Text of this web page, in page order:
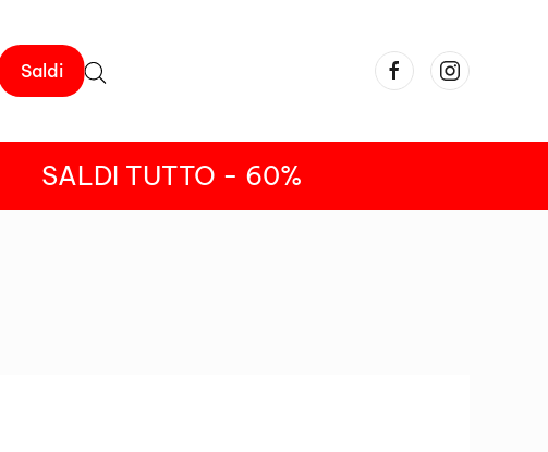
Saldi
SALDI TUTTO - 60%